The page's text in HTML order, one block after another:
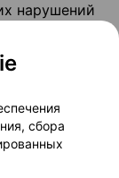
нарушений
наличии
в
сбора